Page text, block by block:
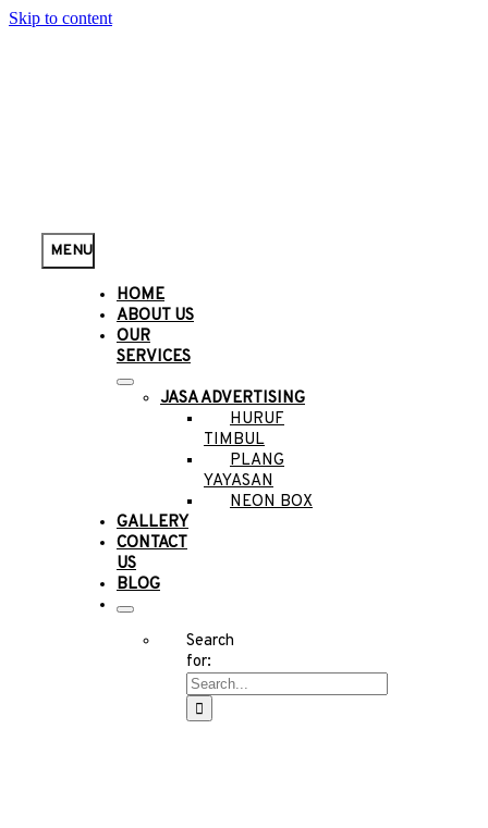
Skip to content
MENU
HOME
ABOUT US
OUR
SERVICES
JASA ADVERTISING
HURUF
TIMBUL
PLANG
YAYASAN
NEON BOX
GALLERY
CONTACT
US
BLOG
Search
for: